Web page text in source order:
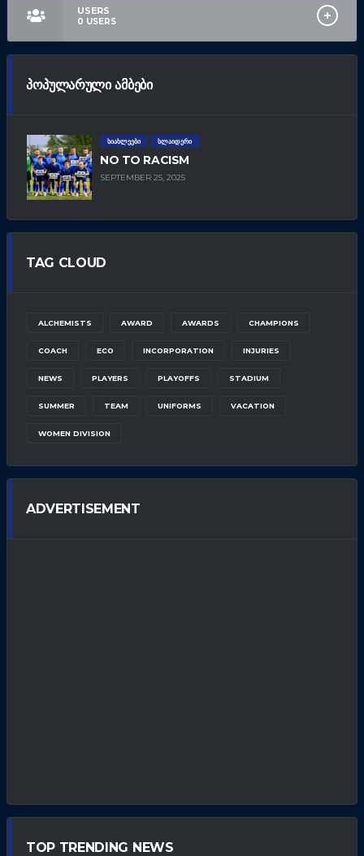
USERS
0 USERS
ᲞᲝᲞᲣᲚᲐᲠᲣᲚᲘ ᲐᲛᲑᲔᲑᲘ
ᲡᲘᲐᲮᲚᲔᲔᲑᲘ ᲡᲚᲐᲘᲓᲔᲠᲘ
NO TO RACISM
SEPTEMBER 25, 2025
TAG CLOUD
ALCHEMISTS AWARD AWARDS CHAMPIONS
COACH ECO INCORPORATION INJURIES
NEWS PLAYERS PLAYOFFS STADIUM
SUMMER TEAM UNIFORMS VACATION
WOMEN DIVISION
ADVERTISEMENT
TOP TRENDING NEWS